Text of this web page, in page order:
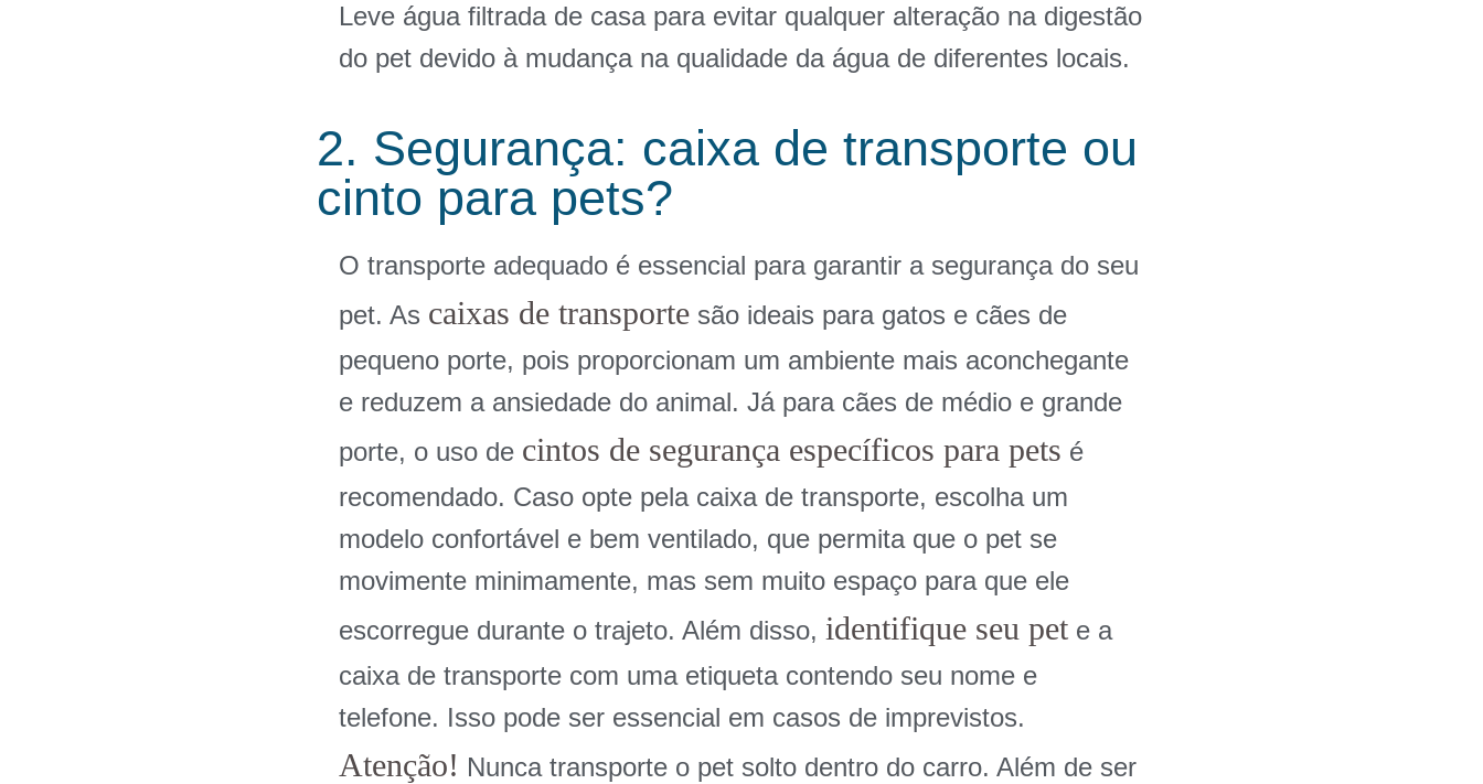
Leve água filtrada de casa para evitar qualquer alteração na digestão
do pet devido à mudança na qualidade da água de diferentes locais.
2. Segurança: caixa de transporte ou
cinto para pets?
O transporte adequado é essencial para garantir a segurança do seu
pet. As caixas de transporte são ideais para gatos e cães de
pequeno porte, pois proporcionam um ambiente mais aconchegante
e reduzem a ansiedade do animal. Já para cães de médio e grande
porte, o uso de cintos de segurança específicos para pets é
recomendado. Caso opte pela caixa de transporte, escolha um
modelo confortável e bem ventilado, que permita que o pet se
movimente minimamente, mas sem muito espaço para que ele
escorregue durante o trajeto. Além disso, identifique seu pet e a
caixa de transporte com uma etiqueta contendo seu nome e
telefone. Isso pode ser essencial em casos de imprevistos.
Atenção! Nunca transporte o pet solto dentro do carro. Além de ser